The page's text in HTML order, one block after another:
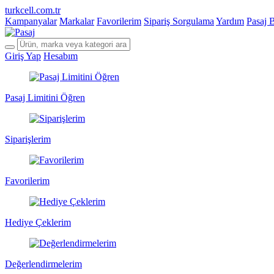
turkcell.com.tr
Kampanyalar Markalar Favorilerim Sipariş Sorgulama Yardım Pasaj
Giriş Yap Hesabım
Pasaj Limitini Öğren
Siparişlerim
Favorilerim
Hediye Çeklerim
Değerlendirmelerim